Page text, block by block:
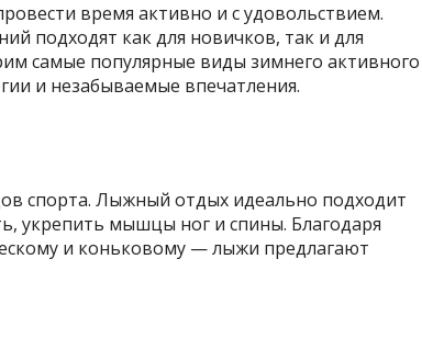
время активно и с удовольствием.
подходят как для новичков, так и для
самые популярные виды зимнего активного
и незабываемые впечатления.
спорта. Лыжный отдых идеально подходит
укрепить мышцы ног и спины. Благодаря
и коньковому — лыжи предлагают